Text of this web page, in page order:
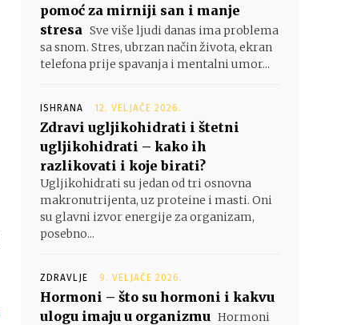
pomoć za mirniji san i manje
stresa Sve više ljudi danas ima problema
sa snom. Stres, ubrzan način života, ekran
telefona prije spavanja i mentalni umor...
ISHRANA 12. VELJAČE 2026.
Zdravi ugljikohidrati i štetni
ugljikohidrati – kako ih
razlikovati i koje birati?
Ugljikohidrati su jedan od tri osnovna
makronutrijenta, uz proteine i masti. Oni
su glavni izvor energije za organizam,
posebno...
ZDRAVLJE 9. VELJAČE 2026.
Hormoni – što su hormoni i kakvu
ulogu imaju u organizmu Hormoni